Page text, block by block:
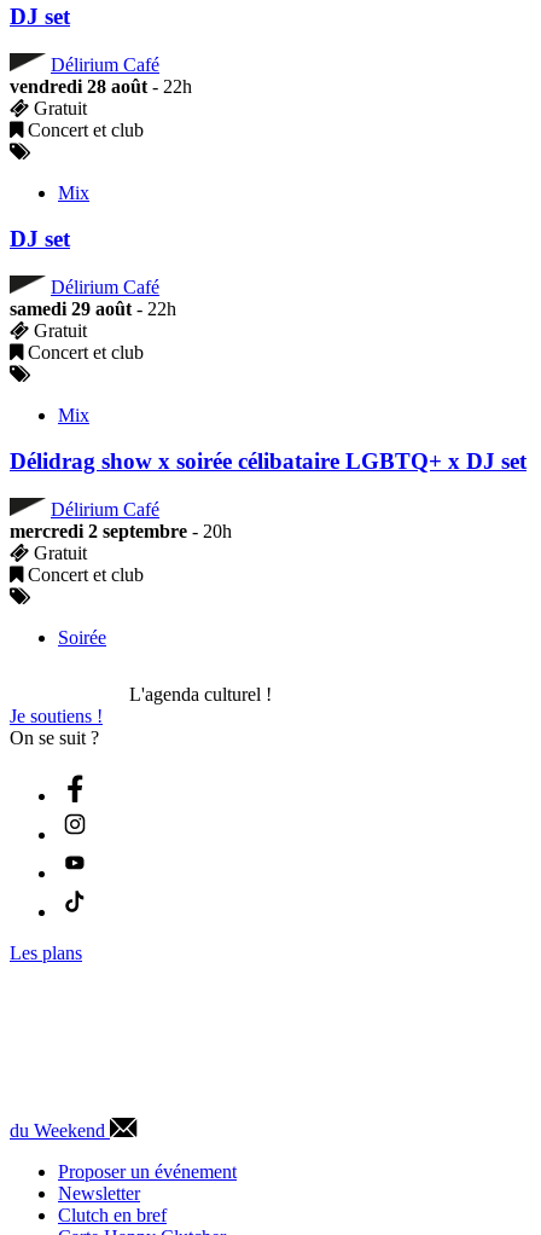
DJ set
Délirium Café
vendredi 28 août - 22h
Gratuit
Concert et club
Mix
DJ set
Délirium Café
samedi 29 août - 22h
Gratuit
Concert et club
Mix
Délidrag show x soirée célibataire LGBTQ+ x DJ set
Délirium Café
mercredi 2 septembre - 20h
Gratuit
Concert et club
Soirée
L'agenda culturel !
Je soutiens !
On se suit ?
Les plans
du Weekend
Proposer un événement
Newsletter
Clutch en bref